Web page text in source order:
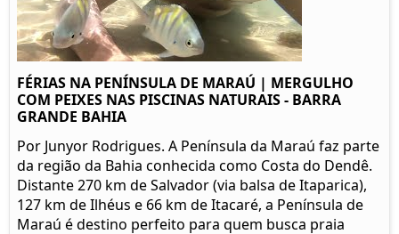
FÉRIAS NA PENÍNSULA DE MARAÚ | MERGULHO
COM PEIXES NAS PISCINAS NATURAIS - BARRA
GRANDE BAHIA
Por Junyor Rodrigues. A Península da Maraú faz parte
da região da Bahia conhecida como Costa do Dendê.
Distante 270 km de Salvador (via balsa de Itaparica),
127 km de Ilhéus e 66 km de Itacaré, a Península de
Maraú é destino perfeito para quem busca praia